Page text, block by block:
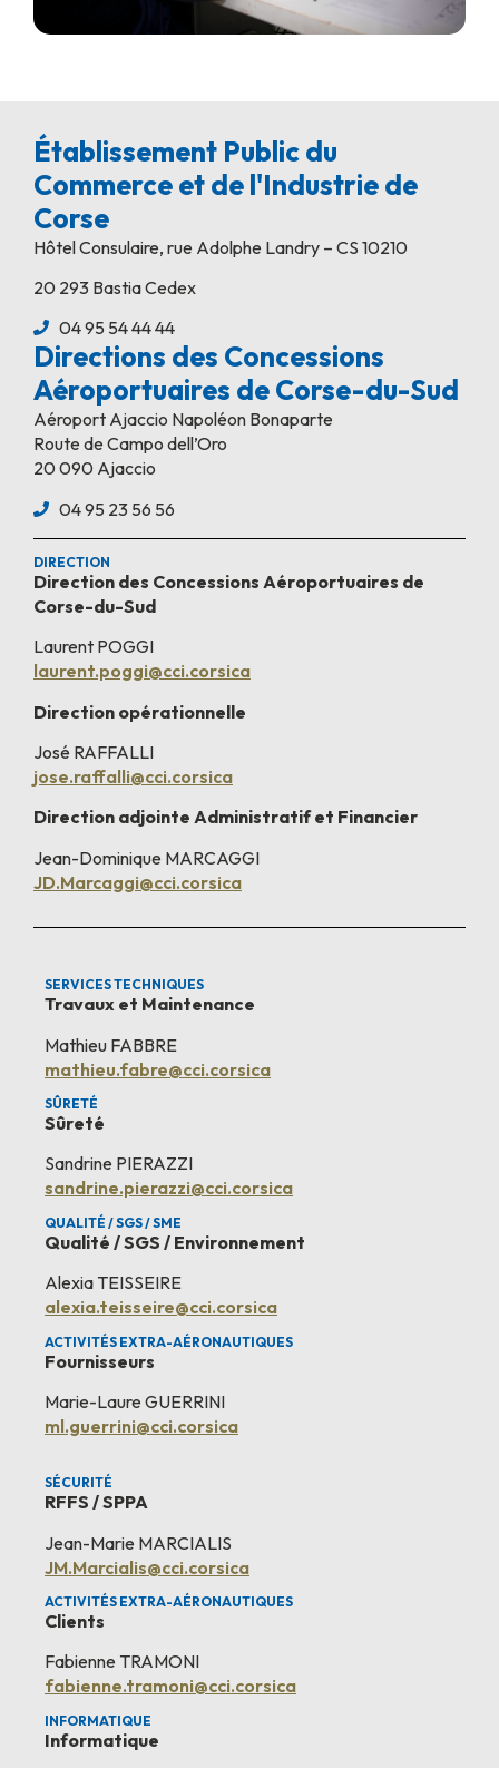
Établissement Public du
Commerce et de l'Industrie de
Corse
Hôtel Consulaire, rue Adolphe Landry – CS 10210
20 293 Bastia Cedex
04 95 54 44 44
Directions des Concessions
Aéroportuaires de Corse-du-Sud
Aéroport Ajaccio Napoléon Bonaparte
Route de Campo dell’Oro
20 090 Ajaccio
04 95 23 56 56
DIRECTION
Direction des Concessions Aéroportuaires de
Corse-du-Sud
Laurent POGGI
laurent.poggi@cci.corsica
Direction opérationnelle
José RAFFALLI
jose.raffalli@cci.corsica
Direction adjointe Administratif et Financier
Jean-Dominique MARCAGGI
JD.Marcaggi@cci.corsica
SERVICES TECHNIQUES
Travaux et Maintenance
Mathieu FABBRE
mathieu.fabre@cci.corsica
SÛRETÉ
Sûreté
Sandrine PIERAZZI
sandrine.pierazzi@cci.corsica
QUALITÉ / SGS / SME
Qualité / SGS / Environnement
Alexia TEISSEIRE
alexia.teisseire@cci.corsica
ACTIVITÉS EXTRA-AÉRONAUTIQUES​
Fournisseurs
Marie-Laure GUERRINI
ml.guerrini@cci.corsica
SÉCURITÉ
RFFS / SPPA
Jean-Marie MARCIALIS
JM.Marcialis@cci.corsica
ACTIVITÉS EXTRA-AÉRONAUTIQUES
Clients
Fabienne TRAMONI
fabienne.tramoni@cci.corsica
INFORMATIQUE
Informatique